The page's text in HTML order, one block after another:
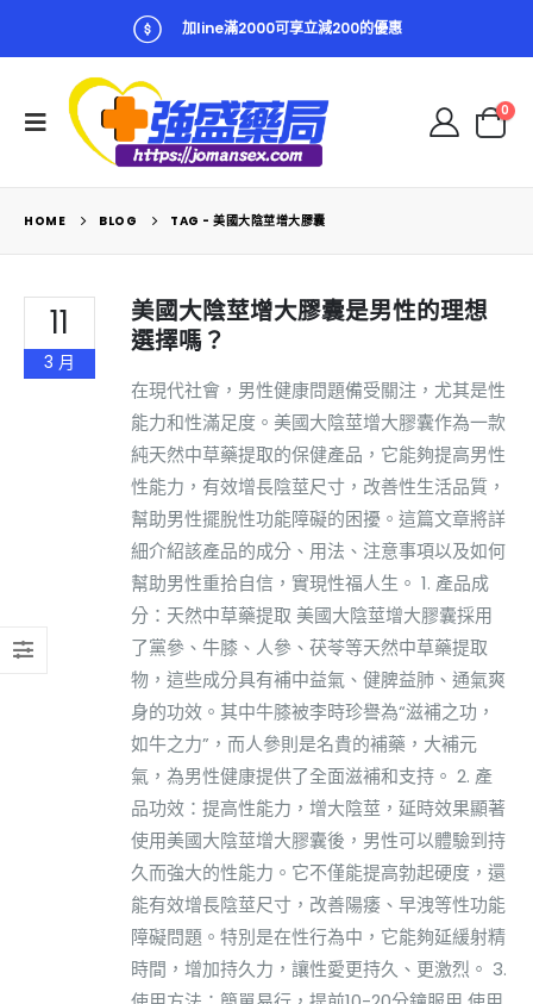
加line滿2000可享立減200的優惠
0
HOME BLOG TAG - 美國大陰莖增大膠囊
11
3 月
美國大陰莖增大膠囊是男性的理想
選擇嗎？
在現代社會，男性健康問題備受關注，尤其是性
能力和性滿足度。美國大陰莖增大膠囊作為一款
純天然中草藥提取的保健產品，它能夠提高男性
性能力，有效增長陰莖尺寸，改善性生活品質，
幫助男性擺脫性功能障礙的困擾。這篇文章將詳
細介紹該產品的成分、用法、注意事項以及如何
幫助男性重拾自信，實現性福人生。 1. 產品成
分：天然中草藥提取 美國大陰莖增大膠囊採用
了黨參、牛膝、人參、茯苓等天然中草藥提取
物，這些成分具有補中益氣、健脾益肺、通氣爽
身的功效。其中牛膝被李時珍譽為“滋補之功，
如牛之力”，而人參則是名貴的補藥，大補元
氣，為男性健康提供了全面滋補和支持。 2. 產
品功效：提高性能力，增大陰莖，延時效果顯著
使用美國大陰莖增大膠囊後，男性可以體驗到持
久而強大的性能力。它不僅能提高勃起硬度，還
能有效增長陰莖尺寸，改善陽痿、早洩等性功能
障礙問題。特別是在性行為中，它能夠延緩射精
時間，增加持久力，讓性愛更持久、更激烈。 3.